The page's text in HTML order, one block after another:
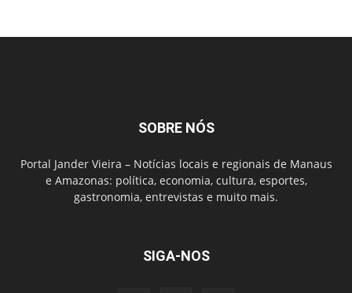
SOBRE NÓS
Portal Jander Vieira – Notícias locais e regionais de Manaus
e Amazonas: política, economia, cultura, esportes,
gastronomia, entrevistas e muito mais.
SIGA-NOS